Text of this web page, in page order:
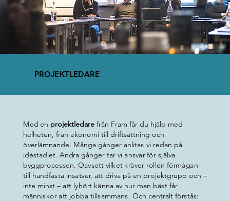
Med en projektledare från Fram får du hjälp med
helheten, från ekonomi till driftsättning och
överlämnande. Många gånger anlitas vi redan på
idéstadiet. Andra gånger tar vi ansvar för själva
byggprocessen. Oavsett vilket kräver rollen förmågan
till handfasta insatser, att driva på en projektgrupp och –
inte minst – att lyhört känna av hur man bäst får
människor att jobba tillsammans. Och centralt förstås:
PROJEKTLEDARE